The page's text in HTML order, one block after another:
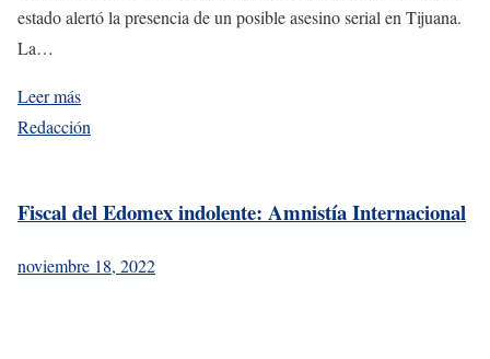
estado alertó la presencia de un posible asesino serial en Tijuana.
La…
Leer más
Redacción
Fiscal del Edomex indolente: Amnistía Internacional
noviembre 18, 2022